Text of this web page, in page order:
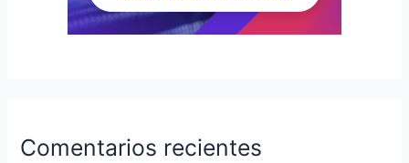
Comentarios recientes